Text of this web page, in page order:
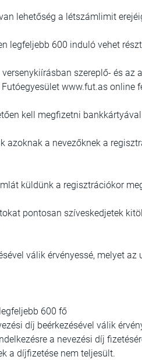
lehetőség a létszámlimit
legfeljebb 600 induló vehet
szereplő- és az
www.fut.as online
kell megfizetni
azoknak a nevezőknek a
küldünk a regisztrációkor
pontosan szíveskedjetek
válik érvényessé, melyet
600 fő
díj beérkezésével válik
a nevezési díj
a díjfizetése nem teljesült.